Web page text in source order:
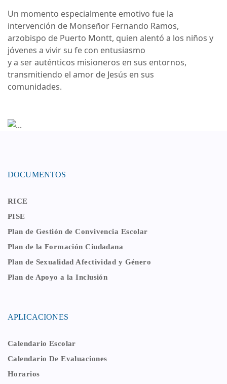
Un momento especialmente emotivo fue la
intervención de Monseñor Fernando Ramos,
arzobispo de Puerto Montt, quien alentó a los niños y
jóvenes a vivir su fe con entusiasmo
y a ser auténticos misioneros en sus entornos,
transmitiendo el amor de Jesús en sus
comunidades.
DOCUMENTOS
RICE
PISE
Plan de Gestión de Convivencia Escolar
Plan de la Formación Ciudadana
Plan de Sexualidad Afectividad y Género
Plan de Apoyo a la Inclusión
APLICACIONES
Calendario Escolar
Calendario De Evaluaciones
Horarios